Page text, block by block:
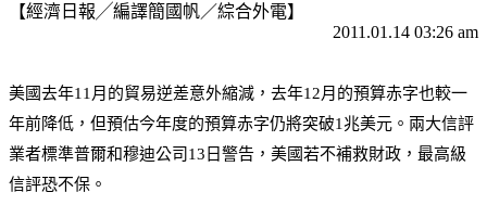
【經濟日報╱編譯簡國帆／綜合外電】
2011.01.14 03:26 am
美國去年11月的貿易逆差意外縮減，去年12月的預算赤字也較一
年前降低，但預估今年度的預算赤字仍將突破1兆美元。兩大信評
業者標準普爾和穆迪公司13日警告，美國若不補救財政，最高級
信評恐不保。